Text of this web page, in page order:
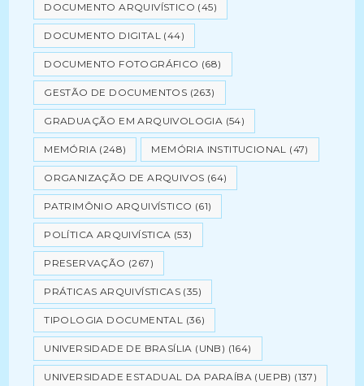
DOCUMENTO ARQUIVÍSTICO (45)
DOCUMENTO DIGITAL (44)
DOCUMENTO FOTOGRÁFICO (68)
GESTÃO DE DOCUMENTOS (263)
GRADUAÇÃO EM ARQUIVOLOGIA (54)
MEMÓRIA (248) MEMÓRIA INSTITUCIONAL (47)
ORGANIZAÇÃO DE ARQUIVOS (64)
PATRIMÔNIO ARQUIVÍSTICO (61)
POLÍTICA ARQUIVÍSTICA (53)
PRESERVAÇÃO (267)
PRÁTICAS ARQUIVÍSTICAS (35)
TIPOLOGIA DOCUMENTAL (36)
UNIVERSIDADE DE BRASÍLIA (UNB) (164)
UNIVERSIDADE ESTADUAL DA PARAÍBA (UEPB) (137)